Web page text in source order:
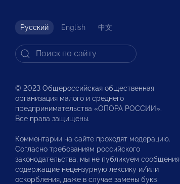
Русский English 中文
© 2023 Общероссийская общественная
организация малого и среднего
предпринимательства «ОПОРА РОССИИ».
Все права защищены.
Комментарии на сайте проходят модерацию.
Согласно требованиям российского
законодательства, мы не публикуем сообщения,
содержащие нецензурную лексику и/или
оскорбления, даже в случае замены букв